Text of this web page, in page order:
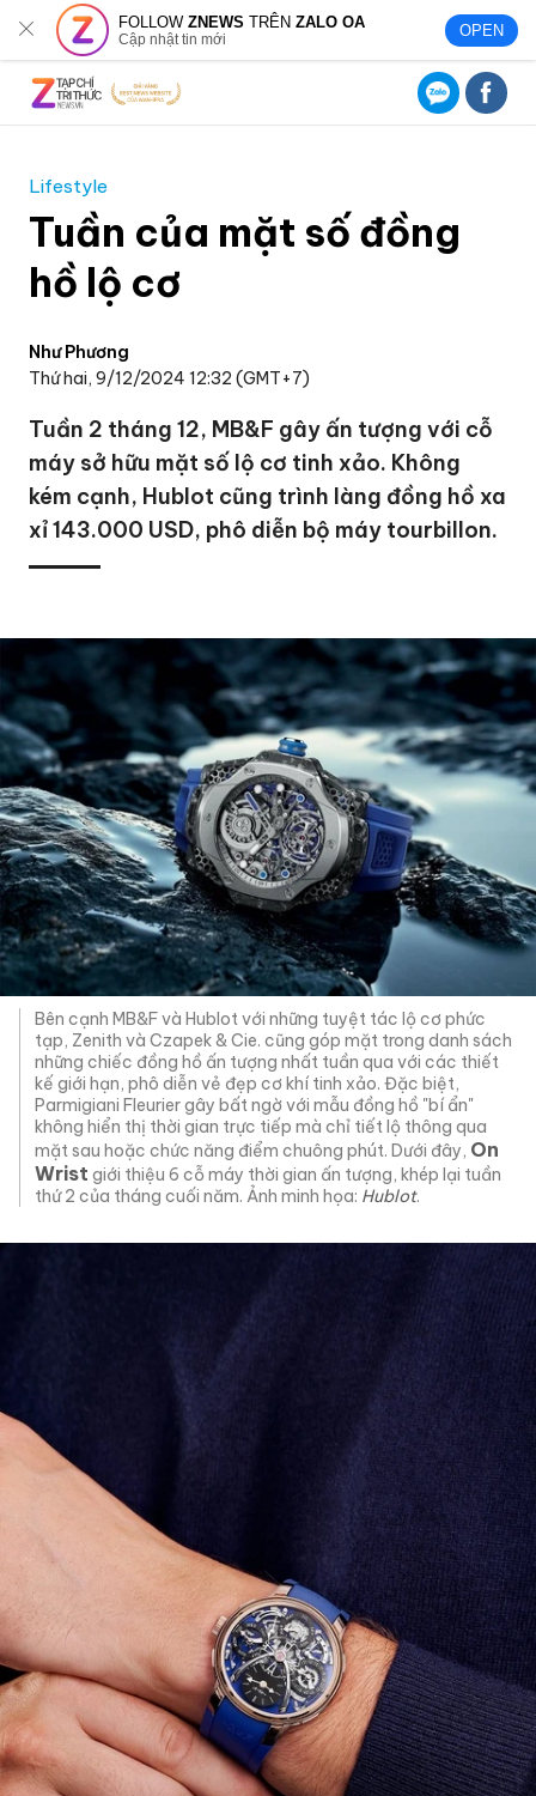
FOLLOWZNEWS TRÊNZALO OA
Cập nhật tin mới OPEN
Lifestyle
Tuần của mặt số đồng
hồ lộ cơ
Như Phương
Thứ hai, 9/12/2024 12:32 (GMT+7)
Tuần 2 tháng 12, MB&F gây ấn tượng với cỗ
máy sở hữu mặt số lộ cơ tinh xảo. Không
kém cạnh, Hublot cũng trình làng đồng hồ xa
xỉ 143.000 USD, phô diễn bộ máy tourbillon.
Bên cạnh MB&F và Hublot với những tuyệt tác lộ cơ phức
tạp, Zenith và Czapek & Cie. cũng góp mặt trong danh sách
những chiếc đồng hồ ấn tượng nhất tuần qua với các thiết
kế giới hạn, phô diễn vẻ đẹp cơ khí tinh xảo. Đặc biệt,
Parmigiani Fleurier gây bất ngờ với mẫu đồng hồ "bí ẩn"
không hiển thị thời gian trực tiếp mà chỉ tiết lộ thông qua
mặt sau hoặc chức năng điểm chuông phút. Dưới đây, On
Wrist giới thiệu 6 cỗ máy thời gian ấn tượng, khép lại tuần
thứ 2 của tháng cuối năm. Ảnh minh họa: Hublot.